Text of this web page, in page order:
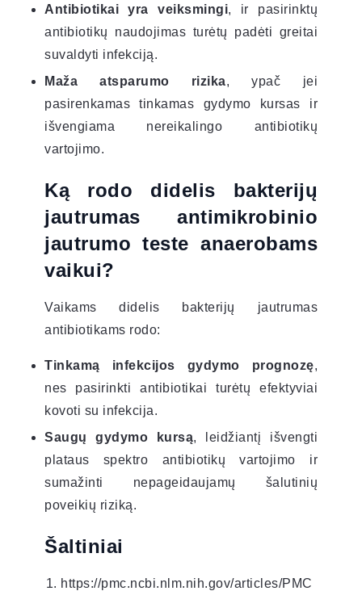
Antibiotikai yra veiksmingi, ir pasirinktų
antibiotikų naudojimas turėtų padėti greitai
suvaldyti infekciją.
Maža atsparumo rizika, ypač jei
pasirenkamas tinkamas gydymo kursas ir
išvengiama nereikalingo antibiotikų
vartojimo.
Ką rodo didelis bakterijų
jautrumas antimikrobinio
jautrumo teste anaerobams
vaikui?
Vaikams didelis bakterijų jautrumas
antibiotikams rodo:
Tinkamą infekcijos gydymo prognozę,
nes pasirinkti antibiotikai turėtų efektyviai
kovoti su infekcija.
Saugų gydymo kursą, leidžiantį išvengti
plataus spektro antibiotikų vartojimo ir
sumažinti nepageidaujamų šalutinių
poveikių riziką.
Šaltiniai
https://pmc.ncbi.nlm.nih.gov/articles/PMC